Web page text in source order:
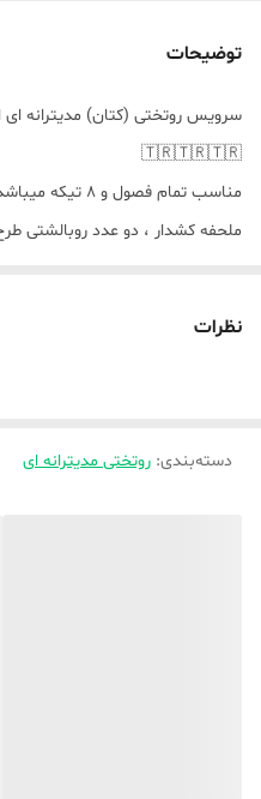
توضیحات
🇹🇷🇹🇷🇹🇷
مناسب تمام
ملحفه کشدار ، دو عدد روبالشتی
نظرات
دسته‌بندی: روتختی مدیترانه ای